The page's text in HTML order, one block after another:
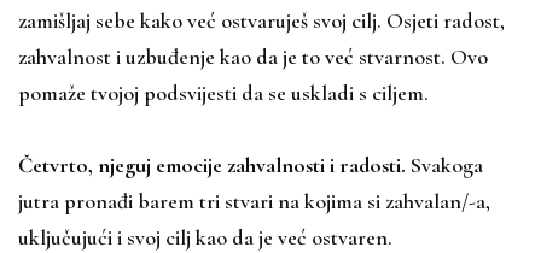
zamišljaj sebe kako već ostvaruješ svoj cilj. Osjeti radost,
zahvalnost i uzbuđenje kao da je to već stvarnost. Ovo
pomaže tvojoj podsvijesti da se uskladi s ciljem.
Četvrto, njeguj emocije zahvalnosti i radosti. Svakoga
jutra pronađi barem tri stvari na kojima si zahvalan/-a,
uključujući i svoj cilj kao da je već ostvaren.